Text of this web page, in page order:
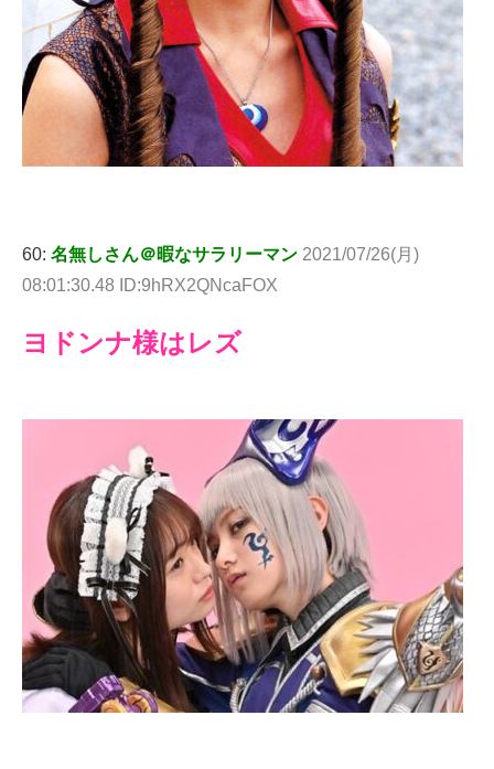
60: 名無しさん＠暇なサラリーマン 2021/07/26(月)
08:01:30.48 ID:9hRX2QNcaFOX
ヨドンナ様はレズ